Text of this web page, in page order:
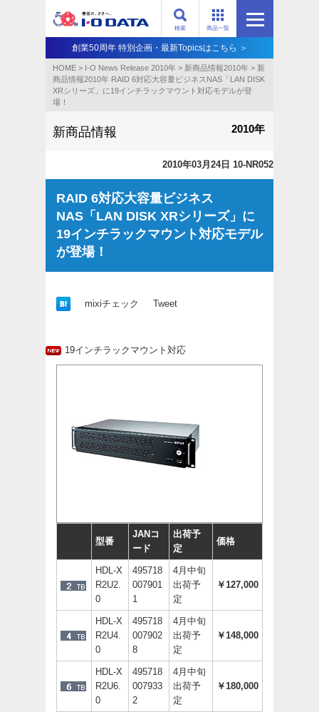
商品一覧
検索
創業50周年 特別企画・最新Topicsはこちら ＞
HOME > I-O News Release 2010年 > 新商品情報2010年 > 新
商品情報2010年 RAID 6対応大容量ビジネスNAS「LAN DISK
XRシリーズ」に19インチラックマウント対応モデルが登
場！
新商品情報 2010年
2010年03月24日 10-NR052
RAID 6対応大容量ビジネス
NAS「LAN DISK XRシリーズ」に
19インチラックマウント対応モデル
が登場！
mixiチェック Tweet
19インチラックマウント対応
型番
JANコ
ード
出荷予
定
価格
HDL-X
R2U2.
0
495718
007901
1
4月中旬
出荷予
定
￥127,000
HDL-X
R2U4.
0
495718
007902
8
4月中旬
出荷予
定
￥148,000
HDL-X
R2U6.
0
495718
007933
2
4月中旬
出荷予
定
￥180,000